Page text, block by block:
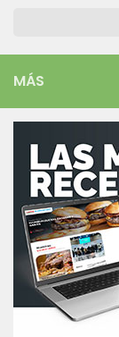
MÁS